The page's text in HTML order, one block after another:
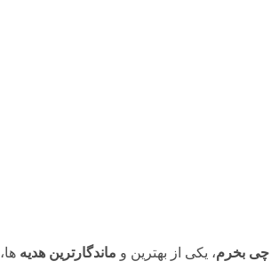
چی بخرم، یکی از بهترین و ماندگارترین هدیه ها،